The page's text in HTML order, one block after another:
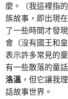
麼。（我這裡指
族故事，即出現
了一些時間才發
會（沒有國王和
表示許多常見的
有一些散落的童
洛溫 ，但它讓我
話故事世界。